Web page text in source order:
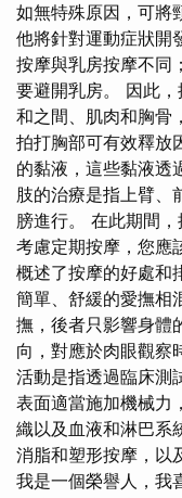
如無特殊原因，可將
他將針對運動症狀開
按摩與乳房按摩不同
要避開乳房。 因此
和之間、肌肉和胸骨
拍打胸部可有效釋放
的黏液，這些黏液透
肢的治療是指上臂、
膀進行。 在此期間
考慮定期按摩，您應
概述了按摩的好處和
簡單、舒緩的愛撫相
撫，後者只影響身體
向，對應於肉眼觀察
活動是指透過臨床測
表面適當施加機械力
織以及血液和淋巴系
消脂和塑形按摩，以
我是一個榮譽人，我